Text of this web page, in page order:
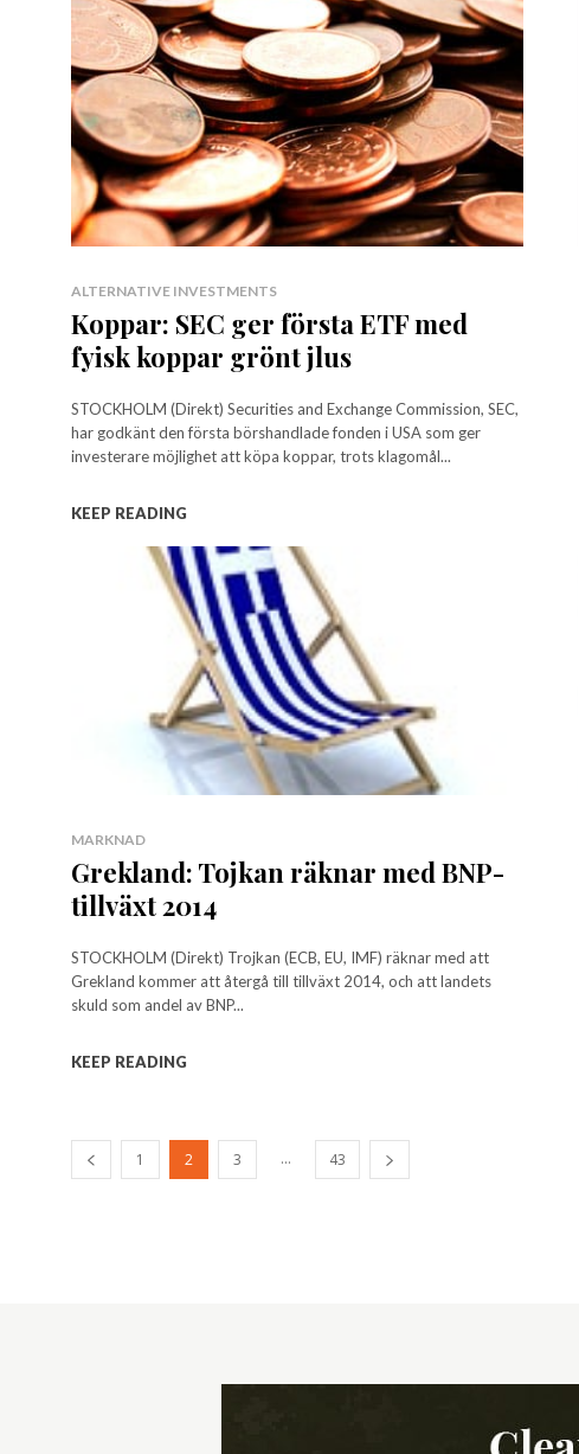
ALTERNATIVE INVESTMENTS
Koppar: SEC ger första ETF med
fyisk koppar grönt jlus
STOCKHOLM (Direkt) Securities and Exchange Commission, SEC,
har godkänt den första börshandlade fonden i USA som ger
investerare möjlighet att köpa koppar, trots klagomål...
KEEP READING
MARKNAD
Grekland: Tojkan räknar med BNP-
tillväxt 2014
STOCKHOLM (Direkt) Trojkan (ECB, EU, IMF) räknar med att
Grekland kommer att återgå till tillväxt 2014, och att landets
skuld som andel av BNP...
KEEP READING
1 2 3 ... 43